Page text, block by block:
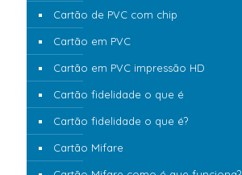
Cartão de PVC com chip
Cartão em PVC
Cartão em PVC impressão HD
Cartão fidelidade o que é
Cartão fidelidade o que é?
Cartão Mifare